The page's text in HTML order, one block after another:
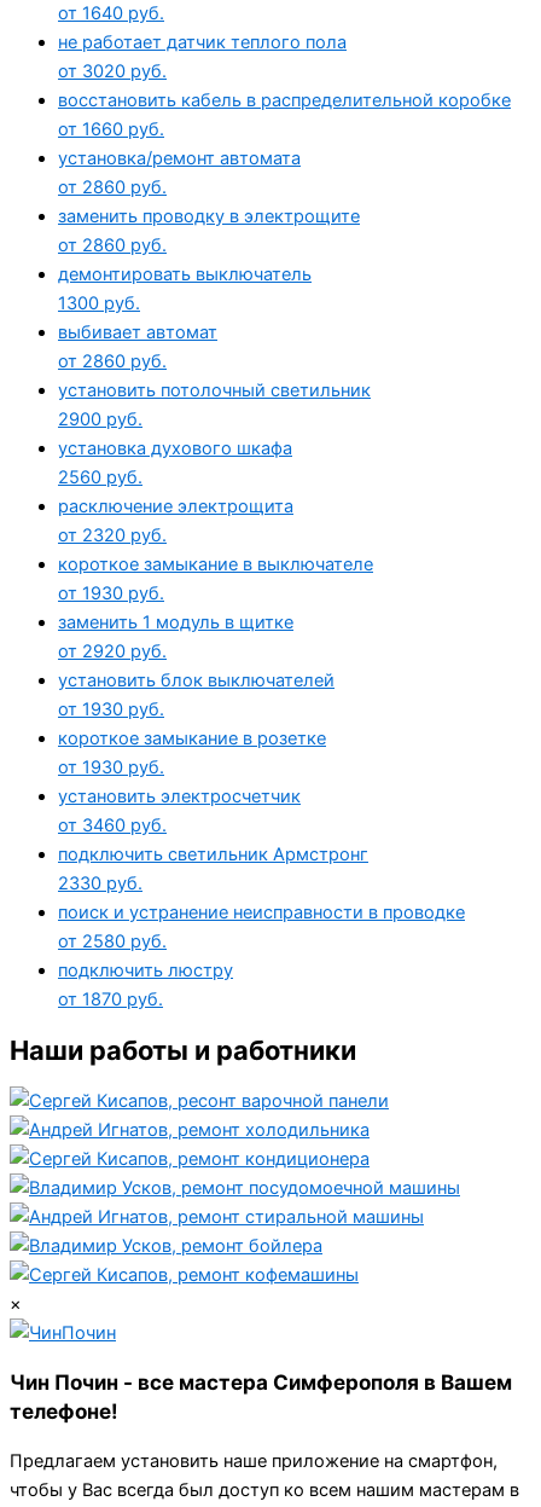
от 1640 руб.
не работает датчик теплого пола
от 3020 руб.
восстановить кабель в распределительной коробке
от 1660 руб.
установка/ремонт автомата
от 2860 руб.
заменить проводку в электрощите
от 2860 руб.
демонтировать выключатель
1300 руб.
выбивает автомат
от 2860 руб.
установить потолочный светильник
2900 руб.
установка духового шкафа
2560 руб.
расключение электрощита
от 2320 руб.
короткое замыкание в выключателе
от 1930 руб.
заменить 1 модуль в щитке
от 2920 руб.
установить блок выключателей
от 1930 руб.
короткое замыкание в розетке
от 1930 руб.
установить электросчетчик
от 3460 руб.
подключить светильник Армстронг
2330 руб.
поиск и устранение неисправности в проводке
от 2580 руб.
подключить люстру
от 1870 руб.
Наши работы и работники
×
Чин Почин - все мастера Симферополя в Вашем
телефоне!
Предлагаем установить наше приложение на смартфон,
чтобы у Вас всегда был доступ ко всем нашим мастерам в